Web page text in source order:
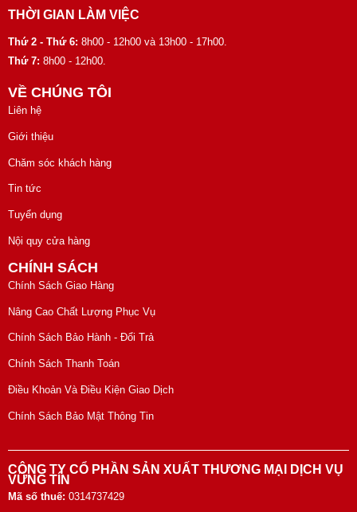
THỜI GIAN LÀM VIỆC
Thứ 2 - Thứ 6: 8h00 - 12h00 và 13h00 - 17h00.
Thứ 7: 8h00 - 12h00.
VỀ CHÚNG TÔI
Liên hệ
Giới thiệu
Chăm sóc khách hàng
Tin tức
Tuyển dụng
Nội quy cửa hàng
CHÍNH SÁCH
Chính Sách Giao Hàng
Nâng Cao Chất Lượng Phục Vụ
Chính Sách Bảo Hành - Đổi Trả
Chính Sách Thanh Toán
Điều Khoản Và Điều Kiện Giao Dịch
Chính Sách Bảo Mật Thông Tin
CÔNG TY CỔ PHẦN SẢN XUẤT THƯƠNG MẠI DỊCH VỤ
VỮNG TÍN
Mã số thuế: 0314737429